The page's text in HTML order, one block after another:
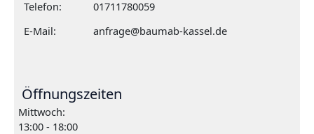
Telefon:
01711780059
E-Mail:
anfrage@baumab-kassel.de
Öffnungszeiten
Mittwoch:
13:00 - 18:00